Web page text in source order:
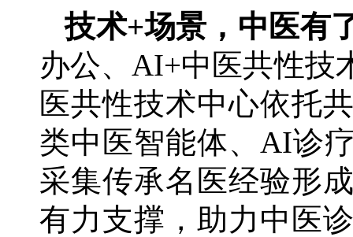
技术+场景，中医有
办公、 AI+中医共性技
医共性技术中心依托
类中医智能体、AI诊
采集传承名医经验形
有力支撑，助力中医